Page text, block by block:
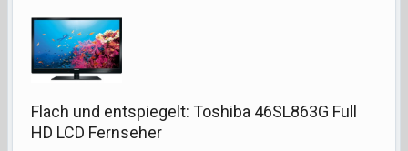
Flach und entspiegelt: Toshiba 46SL863G Full
HD LCD Fernseher